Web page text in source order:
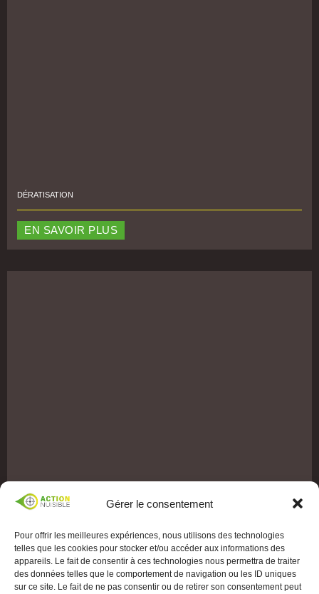
Gérer le consentement
Pour offrir les meilleures expériences, nous utilisons des technologies
telles que les cookies pour stocker et/ou accéder aux informations des
appareils. Le fait de consentir à ces technologies nous permettra de traiter
des données telles que le comportement de navigation ou les ID uniques
sur ce site. Le fait de ne pas consentir ou de retirer son consentement peut
DÉRATISATION
EN SAVOIR PLUS